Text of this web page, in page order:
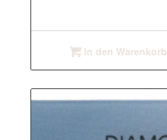
In den Warenkorb